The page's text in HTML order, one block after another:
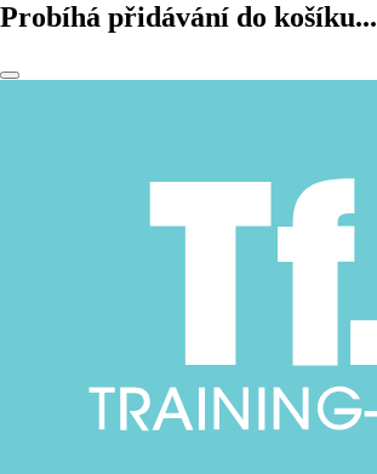
Probíhá přidávání do košíku...